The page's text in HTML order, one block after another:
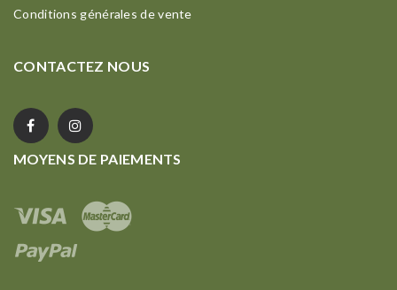
Conditions générales de vente
CONTACTEZ NOUS
MOYENS DE PAIEMENTS